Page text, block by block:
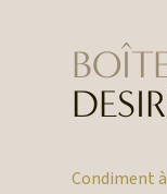
Condiment